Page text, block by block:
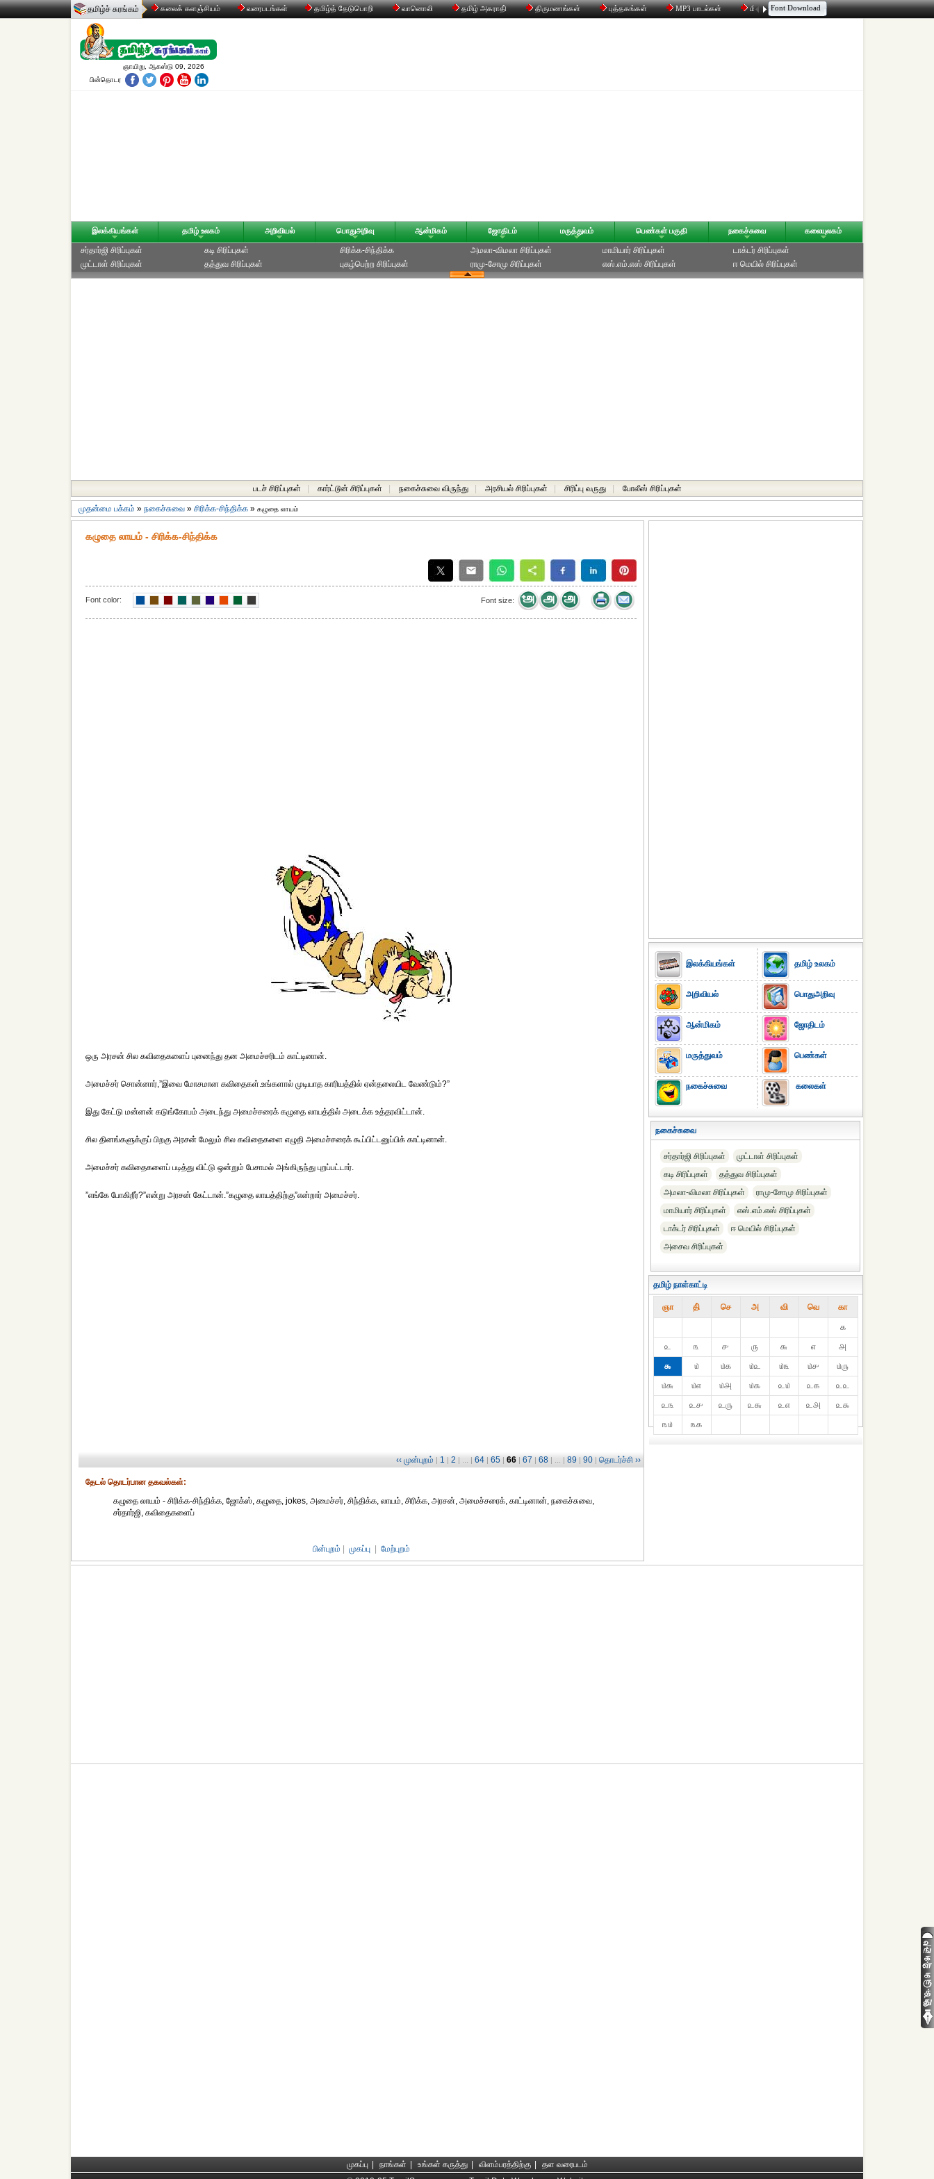
தமிழ்ச் சுரங்கம் கலைக் களஞ்சியம் வரைபடங்கள் தமிழ்த் தேடுபொறி வானொலி தமிழ் அகராதி் திருமணங்கள் புத்தகங்கள் MP3 பாடல்கள் மின்னஞ்சல் திரட்டி உரையாடல்
Font Download
ஞாயிறு, ஆகஸ்டு 09, 2026
பின்தொடர
இலக்கியங்கள் தமிழ் உலகம் அறிவியல் பொதுஅறிவு ஆன்மிகம் ஜோதிடம் மருத்துவம் பெண்கள் பகுதி நகைச்சுவை கலையுலகம்
சர்தார்ஜி சிரிப்புகள்
முட்டாள் சிரிப்புகள்
கடி சிரிப்புகள்
தத்துவ சிரிப்புகள்
சிரிக்க-சிந்திக்க
புகழ்பெற்ற சிரிப்புகள்
அமலா-விமலா சிரிப்புகள்
ராமு-சோமு சிரிப்புகள்
மாமியார் சிரிப்புகள்
எஸ்.எம்.எஸ் சிரிப்புகள்
டாக்டர் சிரிப்புகள்
ஈ மெயில் சிரிப்புகள்
படச் சிரிப்புகள் கார்ட்டூன் சிரிப்புகள் நகைச்சுவை விருந்து அரசியல் சிரிப்புகள் சிரிப்பு வருது போலீஸ் சிரிப்புகள்
முதன்மை பக்கம் » நகைச்சுவை » சிரிக்க-சிந்திக்க » கழுதை லாயம்
கழுதை லாயம் - சிரிக்க-சிந்திக்க
Font color: Font size:
ஒரு அரசன் சில கவிதைகளைப் புனைந்து தன அமைச்சரிடம் காட்டினான்.
அமைச்சர் சொன்னார்,”இவை மோசமான கவிதைகள்.உங்களால் முடியாத காரியத்தில் ஏன்தலையிட வேண்டும்?”
இது கேட்டு மன்னன் கடுங்கோபம் அடைந்து அமைச்சரைக் கழுதை லாயத்தில் அடைக்க உத்தரவிட்டான்.
சில தினங்களுக்குப் பிறகு அரசன் மேலும் சில கவிதைகளை எழுதி அமைச்சரைக் கூப்பிட்டனுப்பிக் காட்டினான்.
அமைச்சர் கவிதைகளைப் படித்து விட்டு ஒன்றும் பேசாமல் அங்கிருந்து புறப்பட்டார்.
”எங்கே போகிறீர்?”என்று அரசன் கேட்டான்.”கழுதை லாயத்திற்கு”என்றார் அமைச்சர்.
‹‹ முன்புறம் | 1 | 2 | ... | 64 | 65 | 66 | 67 | 68 | ... | 89 | 90 | தொடர்ச்சி ››
தேட‌ல் தொட‌ர்பான தகவ‌ல்க‌ள்:
கழுதை லாயம் - சிரிக்க-சிந்திக்க, ஜோக்ஸ், கழுதை, jokes, அமைச்சர், சிந்திக்க, லாயம், சிரிக்க, அரசன், அமைச்சரைக், காட்டினான், நகைச்சுவை,
சர்தார்ஜி, கவிதைகளைப்
பின்புறம் முகப்பு மேற்புறம்
இலக்கியங்கள்
அறிவியல்
ஆன்மிகம்
மருத்துவம்
நகைச்சுவை
தமிழ் உலகம்
பொதுஅறிவு
ஜோதிடம்
பெண்கள்
கலைகள்
நகைச்சுவை
சர்தார்ஜி சிரிப்புகள்
முட்டாள் சிரிப்புகள்
கடி சிரிப்புகள்
தத்துவ சிரிப்புகள்
அமலா-விமலா சிரிப்புகள்
ராமு-சோமு சிரிப்புகள்
மாமியார் சிரிப்புகள்
எஸ்.எம்.எஸ் சிரிப்புகள்
டாக்டர் சிரிப்புகள்
ஈ மெயில் சிரிப்புகள்
அசைவ சிரிப்புகள்
தமிழ் நாள்காட்டி
ஞா தி் செ அ வி வெ கா
௧
௨
௩ ௪ ௫ ௬ ௭
௮
௯
௰ ௰௧ ௰௨ ௰௩ ௰௪
௰௫
௰௬
௰௭ ௰௮ ௰௯ ௨௰ ௨௧
௨௨
௨௩
௨௪ ௨௫ ௨௬ ௨௭ ௨௮
௨௯
௩௰
௩௧
முகப்பு நாங்கள் உங்கள் கருத்து விளம்பரத்திற்கு
தள வரைபடம்